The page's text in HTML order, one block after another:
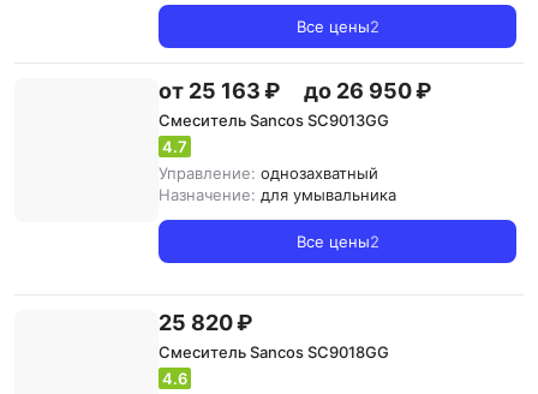
Все цены2
от 25 163 ₽ до 26 950 ₽
Смеситель Sancos SC9013GG
4.7
Управление: однозахватный
Назначение: для умывальника
Все цены2
25 820 ₽
Смеситель Sancos SC9018GG
4.6